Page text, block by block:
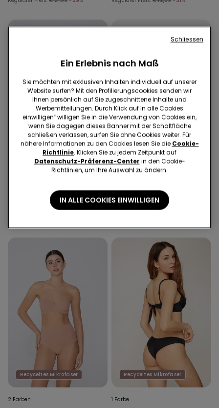
Recyceltes Mikrofaser
Gepolsterter Bandeau-BH
aus recycelter Mikrofaser
5 Paar einfarbige
Sneakersocken aus
Recyceltes Mikrofaser
2 Farben
Recyceltes Mikrofaser
1 Farbe
Ein Erlebnis nach Maß
Sie möchten mit exklusiven Inhalten individuell auf unserer
Website surfen? Mit den Profilierungscookies senden wir
Ihnen persönlich auf Sie zugeschnittene Inhalte und
Werbemitteilungen. Durch Klick auf In alle Cookies
einwilligen‟ willigen Sie in die Verwendung von Cookies ein,
wenn Sie dagegen dieses Banner mit der Schaltfläche
schließen verlassen, surfen Sie ohne Cookies weiter. Für
nähere Informationen zu den Cookies lesen Sie die Cookie-
Richtlinie. Klicken Sie zu jedem Zeitpunkt auf
Datenschutz-Präferenz-Center in den Cookie-
Richtlinien, um Ihre Auswahl zu ändern.
IN ALLE COOKIES EINWILLIGEN
Schliessen